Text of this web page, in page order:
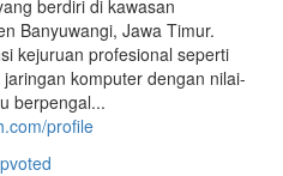
berdiri di kawasan
Banyuwangi, Jawa Timur.
kejuruan profesional seperti
komputer dengan nilai-
berpengal...
profile